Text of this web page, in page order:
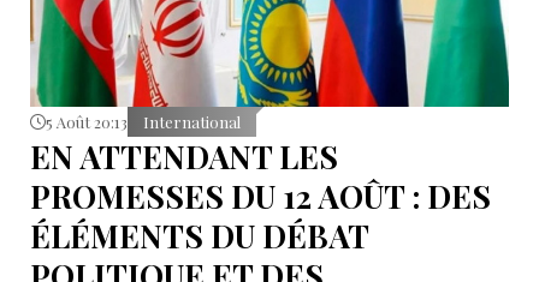
5 Août 20:13 International
EN ATTENDANT LES
PROMESSES DU 12 AOÛT : DES
ÉLÉMENTS DU DÉBAT